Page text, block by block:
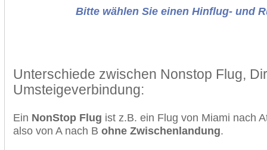
Bitte wählen Sie einen Hinflug- und
Unterschiede zwischen Nonstop Flug,
Umsteigeverbindung:
Ein NonStop Flug ist z.B. ein Flug von Miami nach
also von A nach B ohne Zwischenlandung.